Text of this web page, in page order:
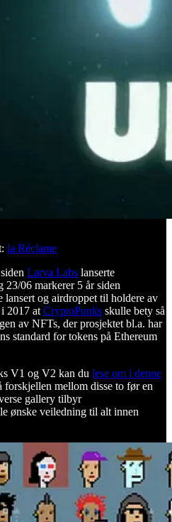
la Réclame
Larva Labs lanserte
23/06 markerer 5 år siden
lansert og airdroppet til holdere av
2017 at CryptoPunks skulle bety så
av NFTs, der prosjektet bl.a. har
standard for tokens på Ethereum
V1 og V2 kan du lese om i denne
forskjellen mellom disse to før en
gallery tilbyr
ønske veiledning til alt innen